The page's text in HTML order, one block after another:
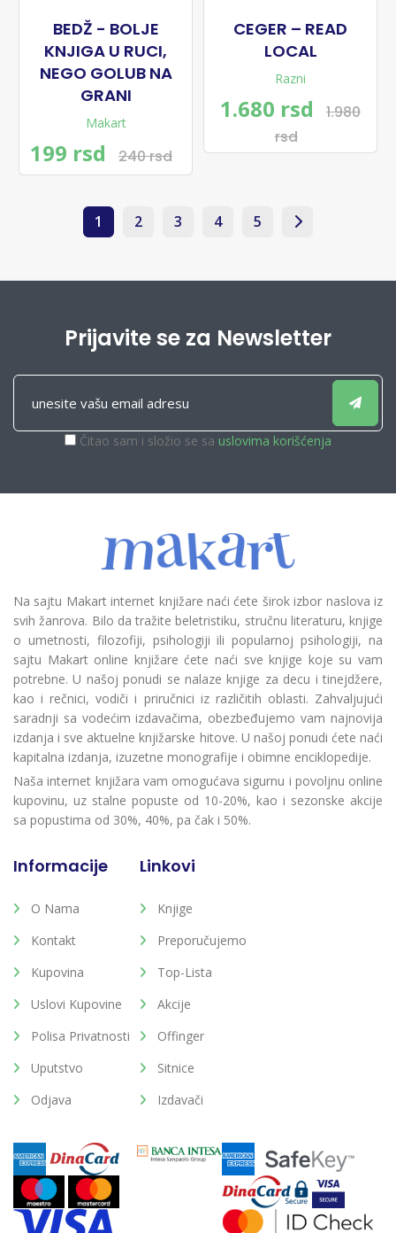
BEDŽ - BOLJE
KNJIGA U RUCI,
NEGO GOLUB NA
GRANI
Makart
199 rsd 240 rsd
CEGER – READ
LOCAL
Razni
1.680 rsd
1.980
rsd
1 2 3 4 5
Prijavite se za Newsletter
Čitao sam i složio se sa uslovima korišćenja
Na sajtu Makart internet knjižare naći ćete širok izbor naslova iz
svih žanrova. Bilo da tražite beletristiku, stručnu literaturu, knjige
o umetnosti, filozofiji, psihologiji ili popularnoj psihologiji, na
sajtu Makart online knjižare ćete naći sve knjige koje su vam
potrebne. U našoj ponudi se nalaze knjige za decu i tinejdžere,
kao i rečnici, vodiči i priručnici iz različitih oblasti. Zahvaljujući
saradnji sa vodećim izdavačima, obezbeđujemo vam najnovija
izdanja i sve aktuelne knjižarske hitove. U našoj ponudi ćete naći
kapitalna izdanja, izuzetne monografije i obimne enciklopedije.
Naša internet knjižara vam omogućava sigurnu i povoljnu online
kupovinu, uz stalne popuste od 10-20%, kao i sezonske akcije
sa popustima od 30%, 40%, pa čak i 50%.
Informacije
O Nama
Kontakt
Kupovina
Uslovi Kupovine
Polisa Privatnosti
Uputstvo
Odjava
Linkovi
Knjige
Preporučujemo
Top-Lista
Akcije
Offinger
Sitnice
Izdavači